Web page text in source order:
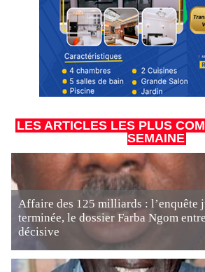
LES ARTICLES LES PLUS
SEMAINE
Affaire des 125 milliards : l’enquête
terminée, le dossier Farba Ngom
décisive